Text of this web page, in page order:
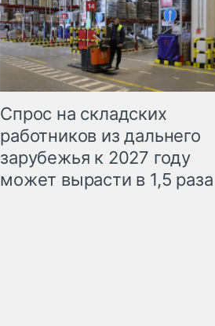
Спрос на складских
работников из дальнего
зарубежья к 2027 году
может вырасти в 1,5 раза